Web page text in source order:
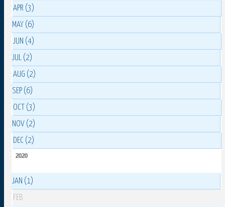
APR (3)
MAY (6)
JUN (4)
JUL (2)
AUG (2)
SEP (6)
OCT (3)
NOV (2)
DEC (2)
2020
JAN (1)
FEB